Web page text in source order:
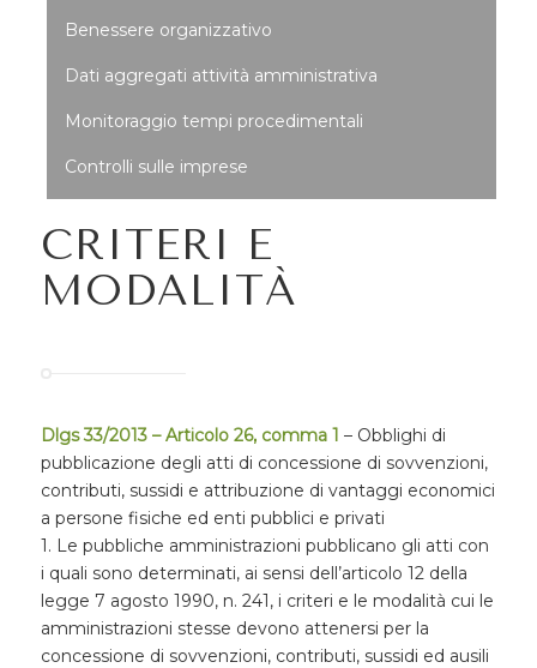
Benessere organizzativo
Dati aggregati attività amministrativa
Monitoraggio tempi procedimentali
Controlli sulle imprese
CRITERI E
MODALITÀ
Dlgs 33/2013 – Articolo 26, comma 1 – Obblighi di
pubblicazione degli atti di concessione di sovvenzioni,
contributi, sussidi e attribuzione di vantaggi economici
a persone fisiche ed enti pubblici e privati
1. Le pubbliche amministrazioni pubblicano gli atti con
i quali sono determinati, ai sensi dell’articolo 12 della
legge 7 agosto 1990, n. 241, i criteri e le modalità cui le
amministrazioni stesse devono attenersi per la
concessione di sovvenzioni, contributi, sussidi ed ausili